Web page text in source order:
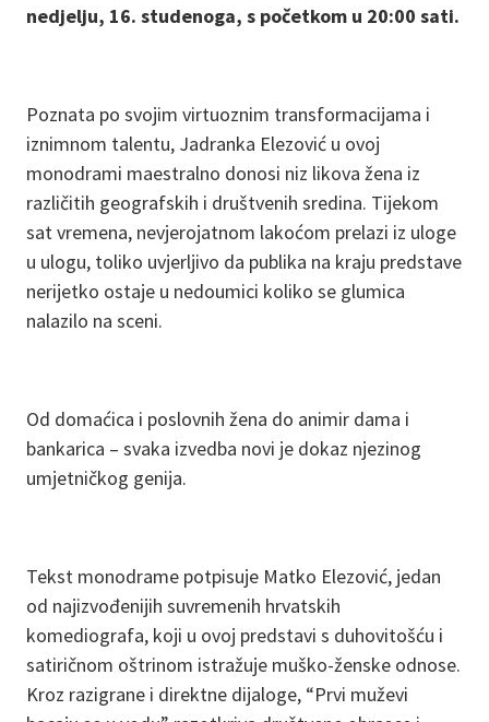
nedjelju, 16. studenoga, s početkom u 20:00 sati.
Poznata po svojim virtuoznim transformacijama i
iznimnom talentu, Jadranka Elezović u ovoj
monodrami maestralno donosi niz likova žena iz
različitih geografskih i društvenih sredina. Tijekom
sat vremena, nevjerojatnom lakoćom prelazi iz uloge
u ulogu, toliko uvjerljivo da publika na kraju predstave
nerijetko ostaje u nedoumici koliko se glumica
nalazilo na sceni.
Od domaćica i poslovnih žena do animir dama i
bankarica – svaka izvedba novi je dokaz njezinog
umjetničkog genija.
Tekst monodrame potpisuje Matko Elezović, jedan
od najizvođenijih suvremenih hrvatskih
komediografa, koji u ovoj predstavi s duhovitošću i
satiričnom oštrinom istražuje muško-ženske odnose.
Kroz razigrane i direktne dijaloge, “Prvi muževi